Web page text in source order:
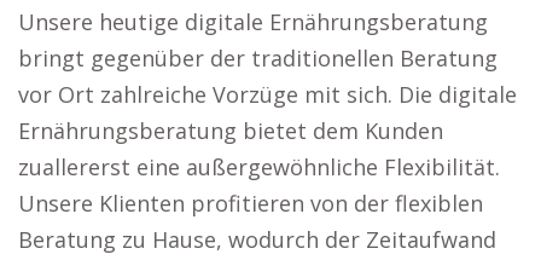
Unsere heutige digitale Ernährungsberatung
bringt gegenüber der traditionellen Beratung
vor Ort zahlreiche Vorzüge mit sich. Die digitale
Ernährungsberatung bietet dem Kunden
zuallererst eine außergewöhnliche Flexibilität.
Unsere Klienten profitieren von der flexiblen
Beratung zu Hause, wodurch der Zeitaufwand